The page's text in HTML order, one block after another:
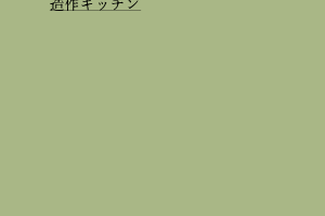
造作キッチン